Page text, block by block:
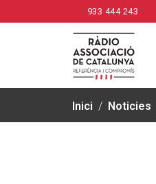
933 444 243
Inici / Noticies